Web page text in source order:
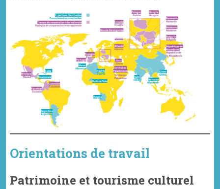
Orientations de travail
Patrimoine et tourisme culturel